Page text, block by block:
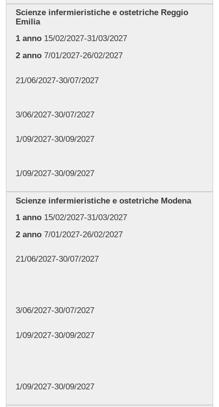
Scienze infermieristiche e ostetriche Reggio
Emilia
1 anno 15/02/2027-31/03/2027
2 anno 7/01/2027-26/02/2027
21/06/2027-30/07/2027
3/06/2027-30/07/2027
1/09/2027-30/09/2027
1/09/2027-30/09/2027
Scienze infermieristiche e ostetriche Modena
1 anno15/02/2027-31/03/2027
2 anno7/01/2027-26/02/2027
21/06/2027-30/07/2027
3/06/2027-30/07/2027
1/09/2027-30/09/2027
1/09/2027-30/09/2027